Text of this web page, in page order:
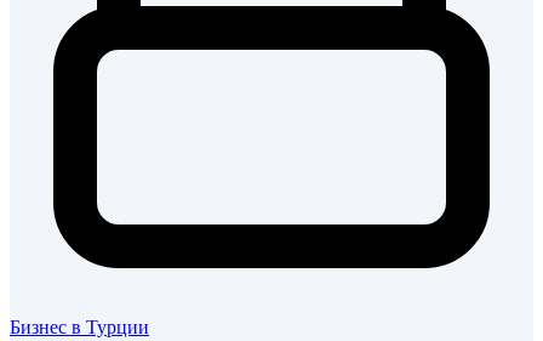
Бизнес в Турции